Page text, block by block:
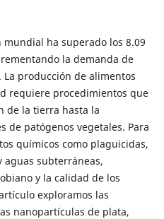
ha superado los 8.09
la demanda de
producción de alimentos
requiere procedimientos que
de la tierra hasta la
de patógenos vegetales. Para
químicos como plaguicidas,
aguas subterráneas,
y la calidad de los
exploramos las
nanopartículas de plata,